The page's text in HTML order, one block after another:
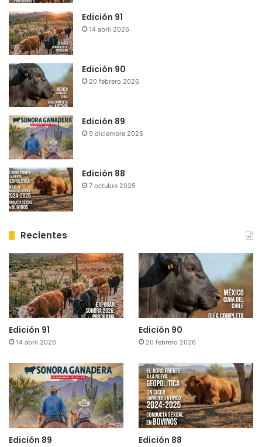
o
k
Edición 91
14 abril 2026
Edición 90
20 febrero 2026
Edición 89
9 diciembre 2025
Edición 88
7 octubre 2025
Recientes
Edición 91
14 abril 2026
Edición 90
20 febrero 2026
Edición 89 Edición 88